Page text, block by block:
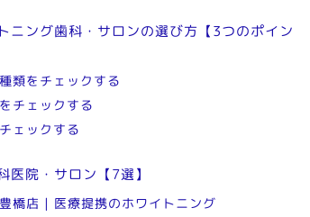
ニング歯科・サロンの選び方【3つのポイン
類をチェックする
チェックする
ェックする
医院・サロン【7選】
橋店 | 医療提携のホワイトニング